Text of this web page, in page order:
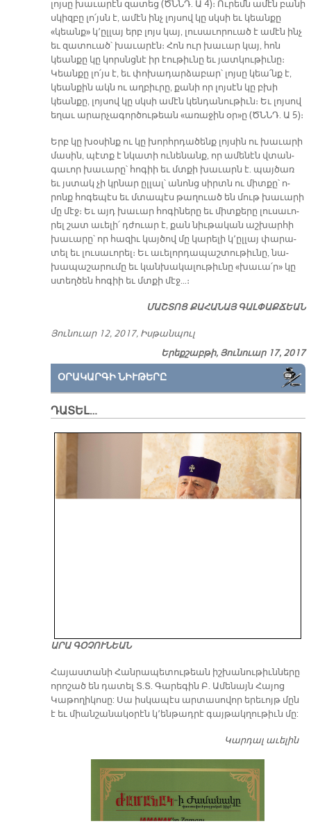
լոյ­սը խա­ւա­րէն զա­տեց (ԾՆՆԴ. Ա 4)։ Ու­րեմն ա­մէն բա­նի
սկիզ­բը լո՛յսն է, ա­մէն ինչ լոյ­սով կը սկսի եւ կեան­քը
«կեանք» կ՚ըլ­լայ երբ լոյս կայ, լու­սա­ւո­րուած է ա­մէն ինչ
եւ զա­տուած՝ խա­ւա­րէն։ Հոն ուր խա­ւար կայ, հոն
կեան­քը կը կորսնց­նէ իր էու­թիւ­նը եւ յատ­կու­թիւ­նը։
Կեան­քը լո՛յս է, եւ փո­խա­դար­ձա­բար՝ լոյ­սը կեա՛նք է,
կեան­քին ակն ու աղ­բիւ­րը, քա­նի որ լոյ­սէն կը բխի
կեան­քը, լոյ­սով կը սկսի ա­մէն կեն­դա­նու­թիւն։ Եւ լոյ­սով
ե­ղաւ ա­րար­չա­գոր­ծու­թեան «ա­ռա­ջին օր»ը (ԾՆՆԴ. Ա 5)։­
Երբ կը խօ­սինք ու կը խորհր­դա­ծենք լոյ­սին ու խա­ւա­րի
մա­սին, պէտք է նկա­տի ու­նե­նանք, որ ա­մե­նէն վտան­
գա­ւոր խա­ւա­րը՝ հո­գիի եւ մտքի խա­ւարն է. պայ­ծառ
եւ յստակ չի կրնար ըլ­լալ՝ ա­նոնց սիրտն ու միտ­քը՝ ո­
րոնք հո­գե­պէս եւ մտա­պէս թա­ղուած են մութ խա­ւա­րի
մը մէջ։ Եւ այդ խա­ւար հո­գի­նե­րը եւ միտ­քե­րը լու­սա­ւո­
րել շատ ա­ւե­լի՛ դժուար է, քան նիւ­թա­կան աշ­խար­հի
խա­ւա­րը՝ որ հա­զիւ կայ­ծով մը կա­րե­լի կ՚ըլ­լայ փա­րա­
տել եւ լու­սա­ւո­րել։ Եւ ա­ւե­լոր­դա­պաշ­տու­թիւ­նը, նա­
խա­պա­շա­րու­մը եւ կան­խա­կա­լու­թիւ­նը «խա­ւա՛ր» կը
ստեղ­ծեն հո­գիի եւ մտքի մէջ…։
ՄԱՇ­ՏՈՑ ՔԱ­ՀԱ­ՆԱՅ ԳԱԼ­ՓԱՔ­ՃԵԱՆ
Յու­նուար 12, 2017, Իս­թան­պուլ
Երեքշաբթի, Յունուար 17, 2017
ՕՐԱԿԱՐԳԻ ՆԻՒԹԵՐԸ
ԴԱՏԵԼ…
ԱՐԱ ԳՕՉՈՒՆԵԱՆ
​Հայաստանի Հանրապետութեան իշխանութիւնները
որոշած են դատել Տ.Տ. Գարեգին Բ. Ամենայն Հայոց
Կաթողիկոսը: Սա իսկապէս արտասովոր երեւոյթ մըն
է եւ միանշանակօրէն կ՚ենթադրէ գայթակղութիւն մը:
Կարդալ աւելին